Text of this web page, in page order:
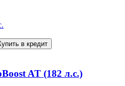
в кредит
AT (182 л.с.)